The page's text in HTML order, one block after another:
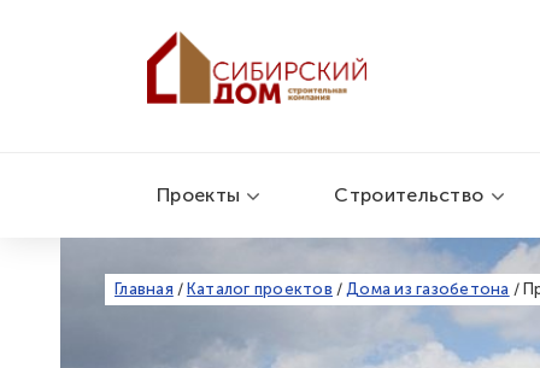
Проекты Строительство
Главная / Каталог проектов / Дома из газобетона /